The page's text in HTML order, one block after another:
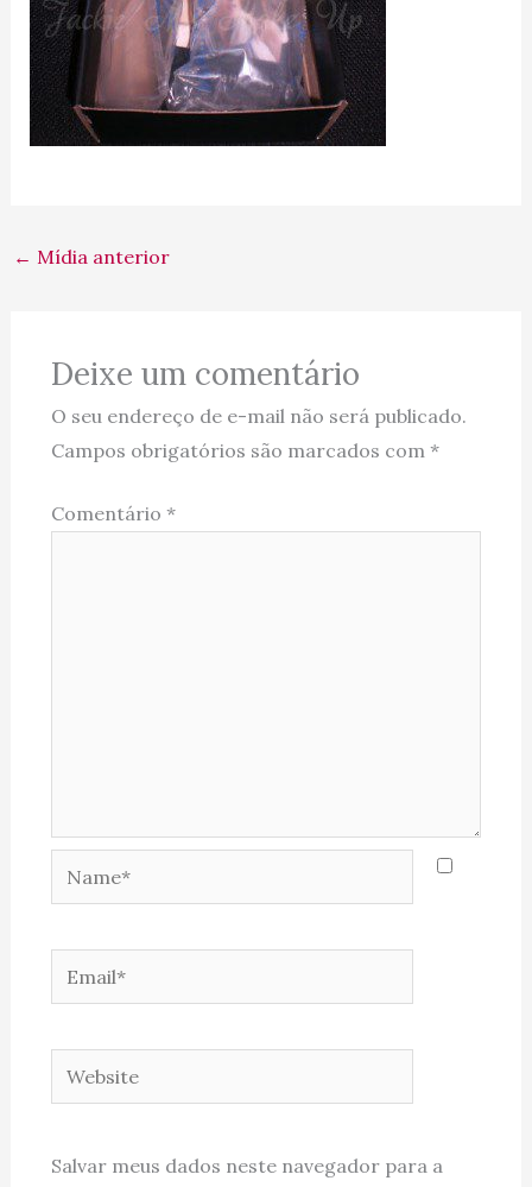
← Mídia anterior
Deixe um comentário
O seu endereço de e-mail não será publicado.
Campos obrigatórios são marcados com *
Comentário *
Name*
Email*
Website
Salvar meus dados neste navegador para a